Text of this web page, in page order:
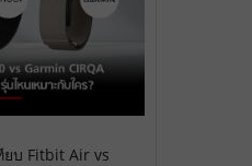
ยบ Fitbit Air vs